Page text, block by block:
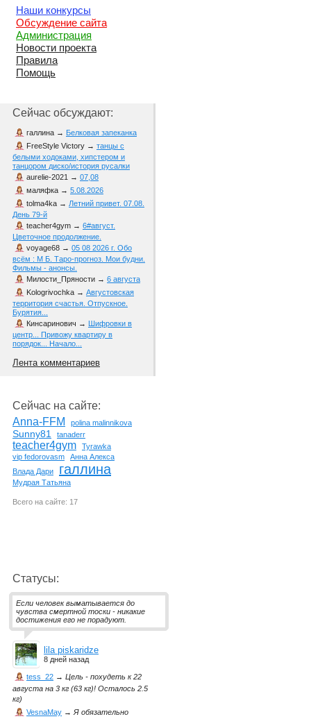
Наши конкурсы
Обсуждение сайта
Администрация
Новости проекта
Правила
Помощь
Сейчас обсуждают:
галлина → Белковая запеканка
FreeStyle Victory → танцы с
белыми ходоками, хипстером и
танцором диско/история русалки
aurelie-2021 → 07,08
маляфка → 5.08.2026
tolma4ka → Летний привет. 07.08.
День 79-й
teacher4gym → 6#август.
Цветочное продолжение.
voyage68 → 05 08 2026 г. Обо
всём : М Б. Таро-прогноз. Мои будни.
Фильмы - анонсы.
Милости_Пряности → 6 августа
Kologrivochka → Августовская
территория счастья. Отпускное.
Бурятия...
Кинсаринович → Шифровки в
центр... Привожу квартиру в
порядок... Начало...
Лента комментариев
Сейчас на сайте:
Anna-FFM
polina malinnikova
Sunny81 tanaderr
teacher4gym
Tyrawka
vip fedorovasm
Анна Алекса
Влада Дари
галлина
Мудрая Татьяна
Всего на сайте: 17
Статусы:
Если человек выматывается до
чувства смертной тоски - никакие
достижения его не порадуют.
lila piskaridze
8 дней назад
tess_22 → Цель - похудеть к 22
августа на 3 кг (63 кг)! Осталось 2.5
кг)
VesnaMay →Я обязательно